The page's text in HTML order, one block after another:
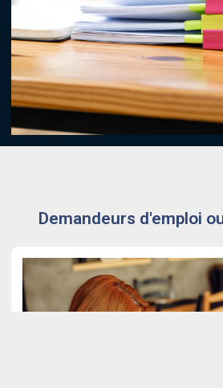
Demandeurs d'emploi